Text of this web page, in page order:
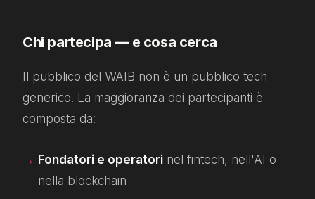
Chi partecipa — e cosa cerca
Il pubblico del WAIB non è un pubblico tech
generico. La maggioranza dei partecipanti è
composta da:
Fondatori e operatori nel fintech, nell'AI o
nella blockchain